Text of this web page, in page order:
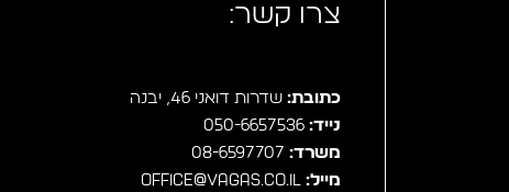
צרו קשר:
כתובת: שדרות דואני 46, יבנה
נייד: 050-6657536
משרד: 08-6597707
מייל: office@vagas.co.il